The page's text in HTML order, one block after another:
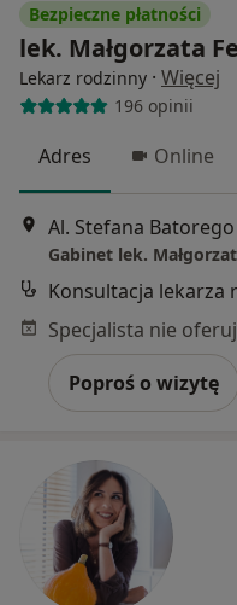
Bezpieczne płatności
lek. Małgorzata
Lekarz rodzinny · Więcej
196 opinii
Adres Online
Al. Stefana
Gabinet lek.
Konsultacja lekarza
Poproś o wizytę